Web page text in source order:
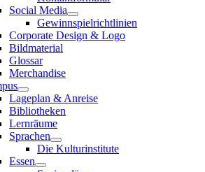
Social Media
Gewinnspielrichtlinien
Corporate Design & Logo
Bildmaterial
Glossar
Merchandise
Lageplan & Anreise
Bibliotheken
Lernräume
Sprachen
Die Kulturinstitute
Essen